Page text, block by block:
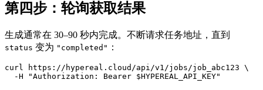
第四步：轮询获取结果
生成通常在 30–90 秒内完成。不断请求任务地址，直到
status 变为 "completed" ：
curl https://hypereal.cloud/api/v1/jobs/job_abc123 \